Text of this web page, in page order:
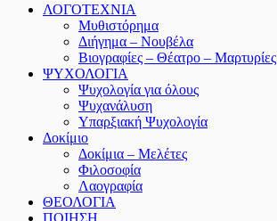
ΛΟΓΟΤΕΧΝΙΑ
Μυθιστόρημα
Διήγημα – Νουβέλα
Βιογραφίες – Θέατρο – Μαρτυρίες
ΨΥΧΟΛΟΓΙΑ
Ψυχολογία για όλους
Ψυχανάλυση
Υπαρξιακή Ψυχολογία
Δοκίμιο
Δοκίμια – Μελέτες
Φιλοσοφία
Λαογραφία
ΘΕΟΛΟΓΙΑ
ΠΟΙΗΣΗ